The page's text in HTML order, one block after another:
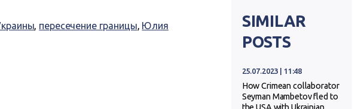
, пересечение границы, Юлия
SIMILAR
POSTS
25.07.2023 | 11:48
How Crimean collaborator
Seyman Mambetov fled to
the USA with Ukrainian